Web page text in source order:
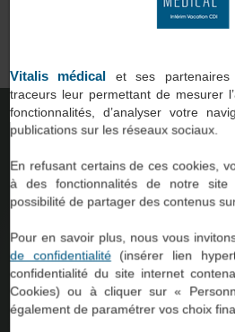
professionnels du paramédical et du
des établissements de santé ou
TROUVER UNE
Vitalis médical et ses
traceurs leur permettant de mesurer
fonctionnalités, d’analyser votre
publications sur les réseaux sociaux.
En refusant certains de ces cookies,
à des fonctionnalités de notre
possibilité de partager des contenus
Pour en savoir plus, nous vous
de confidentialité(insérer lien
confidentialité du site internet
Cookies) ou à cliquer sur «
également de paramétrer vos choix